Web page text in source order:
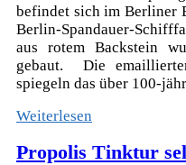
befindet sich im Berliner
Berlin-Spandauer-
aus rotem Backstein
gebaut. Die
spiegeln das über 100-
Weiterlesen
Propolis Tinktur